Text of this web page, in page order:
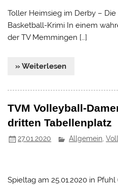
Toller Heimsieg im Derby –
Basketball-Krimi In einem
der TV Memmingen […]
» Weiterlesen
TVM Volleyball-
dritten Tabellenplatz
27.01.2020 Allgemein,
Spieltag am 25.01.2020 in